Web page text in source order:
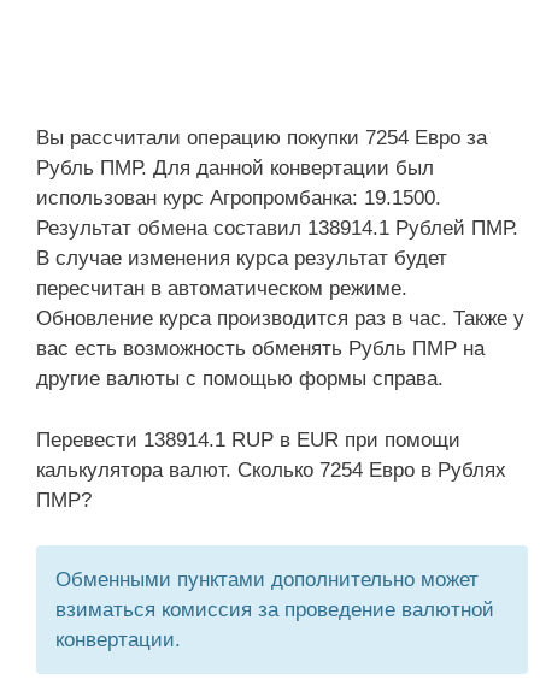
Вы рассчитали операцию покупки 7254 Евро за
Рубль ПМР. Для данной конвертации был
использован курс Агропромбанка: 19.1500.
Результат обмена составил 138914.1 Рублей ПМР.
В случае изменения курса результат будет
пересчитан в автоматическом режиме.
Обновление курса производится раз в час. Также у
вас есть возможность обменять Рубль ПМР на
другие валюты с помощью формы справа.
Перевести 138914.1 RUP в EUR при помощи
калькулятора валют. Сколько 7254 Евро в Рублях
ПМР?
Обменными пунктами дополнительно может
взиматься комиссия за проведение валютной
конвертации.